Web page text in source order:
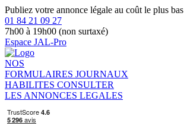
Publiez votre annonce légale au coût le plus bas
01 84 21 09 27
7h00 à 19h00 (non surtaxé)
Espace JAL-Pro
NOS
FORMULAIRES JOURNAUX
HABILITES CONSULTER
LES ANNONCES LEGALES